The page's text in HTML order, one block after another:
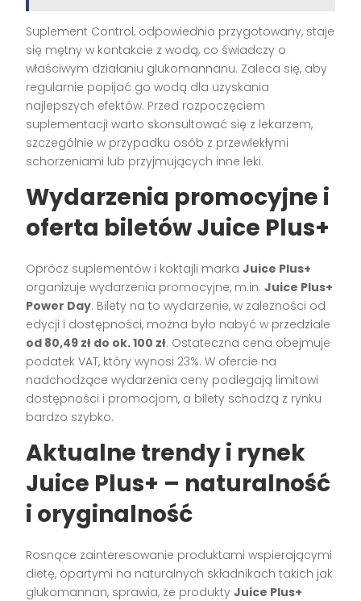
Suplement Control, odpowiednio przygotowany, staje
się mętny w kontakcie z wodą, co świadczy o
właściwym działaniu glukomannanu. Zaleca się, aby
regularnie popijać go wodą dla uzyskania
najlepszych efektów. Przed rozpoczęciem
suplementacji warto skonsultować się z lekarzem,
szczególnie w przypadku osób z przewlekłymi
schorzeniami lub przyjmujących inne leki.
Wydarzenia promocyjne i
oferta biletów Juice Plus+
Oprócz suplementów i koktajli markaJuice Plus+
organizuje wydarzenia promocyjne, m.in.Juice Plus+
Power Day. Bilety na to wydarzenie, w zależności od
edycji i dostępności, można było nabyć w przedziale
od 80,49 zł do ok. 100 zł. Ostateczna cena obejmuje
podatek VAT, który wynosi 23%. W ofercie na
nadchodzące wydarzenia ceny podlegają limitowi
dostępności i promocjom, a bilety schodzą z rynku
bardzo szybko.
Aktualne trendy i rynek
Juice Plus+ – naturalność
i oryginalność
Rosnące zainteresowanie produktami wspierającymi
dietę, opartymi na naturalnych składnikach takich jak
glukomannan, sprawia, że produktyJuice Plus+